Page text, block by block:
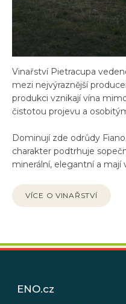
Vinařství Pietracupa
mezi nejvýraznější
produkci vznikají vína
čistotou projevu a
Dominují zde odrůdy
charakter podtrhuje
minerální, elegantní a mají
VÍCE O VINAŘSTVÍ
Z
ENO.cz